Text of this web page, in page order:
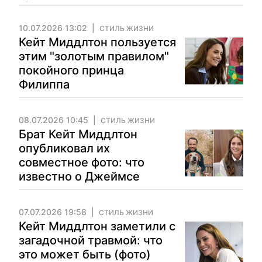
10.07.2026 13:02 СТИЛЬ ЖИЗНИ
Кейт Миддлтон пользуется
этим "золотым правилом"
покойного принца
Филиппа
08.07.2026 10:45 СТИЛЬ ЖИЗНИ
Брат Кейт Миддлтон
опубликовал их
совместное фото: что
известно о Джеймсе
07.07.2026 19:58 СТИЛЬ ЖИЗНИ
Кейт Миддлтон заметили с
загадочной травмой: что
это может быть (фото)